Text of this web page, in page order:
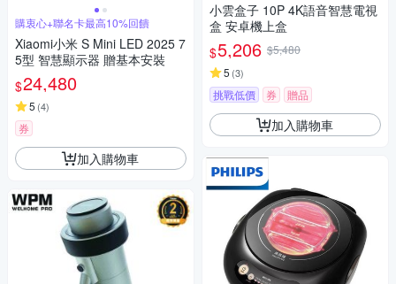
購衷心+聯名卡最高10%回饋
Xiaomi小米 S Mini LED 2025 7
5型 智慧顯示器 贈基本安裝
$24,480
5 (4)
券
加入購物車
小雲盒子 10P 4K語音智慧電視
盒 安卓機上盒
$5,206 $5,480
5 (3)
挑戰低價 券 贈品
加入購物車